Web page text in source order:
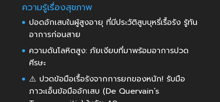
ความรู้เรื่องสุขภาพ
ปอดอักเสบในผู้สูงอายุ ที่มีประวัติสูบบุหรี่เรื้อรัง รู้ทัน
อาการก่อนสาย
ความดันโลหิตสูง: ภัยเงียบที่มาพร้อมอาการปวด
ศีรษะ
⚠️ ปวดข้อมือเรื้อรังจากการยกของหนัก! รับมือ
ภาวะเอ็นข้อมืออักเสบ (De Quervain’s